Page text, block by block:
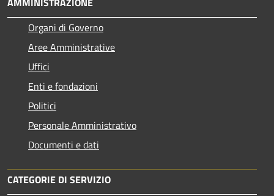
Organi di Governo
Aree Amministrative
Uffici
Enti e fondazioni
Politici
Personale Amministrativo
Documenti e dati
CATEGORIE DI SERVIZIO